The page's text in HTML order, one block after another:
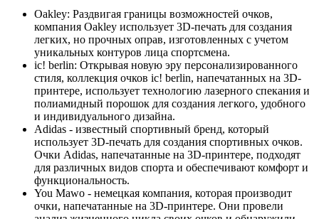
Oakley: Раздвигая границы возможностей очков,
компания Oakley использует 3D-печать для создания
легких, но прочных оправ, изготовленных с учетом
уникальных контуров лица спортсмена.
ic! berlin: Открывая новую эру персонализированного
стиля, коллекция очков ic! berlin, напечатанных на 3D-
принтере, использует технологию лазерного спекания и
полиамидный порошок для создания легкого, удобного
и индивидуального дизайна.
Adidas - известный спортивный бренд, который
использует 3D-печать для создания спортивных очков.
Очки Adidas, напечатанные на 3D-принтере, подходят
для различных видов спорта и обеспечивают комфорт и
функциональность.
You Mawo - немецкая компания, которая производит
очки, напечатанные на 3D-принтере. Они провели